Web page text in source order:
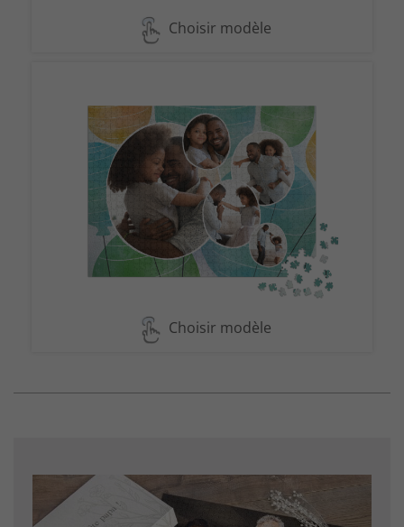
Choisir modèle
Choisir modèle